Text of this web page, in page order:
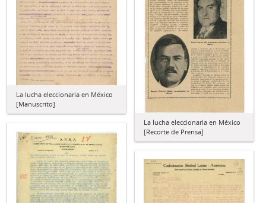
La lucha eleccionaria en México
[Manuscrito]
La lucha eleccionaria en México
[Recorte de Prensa]